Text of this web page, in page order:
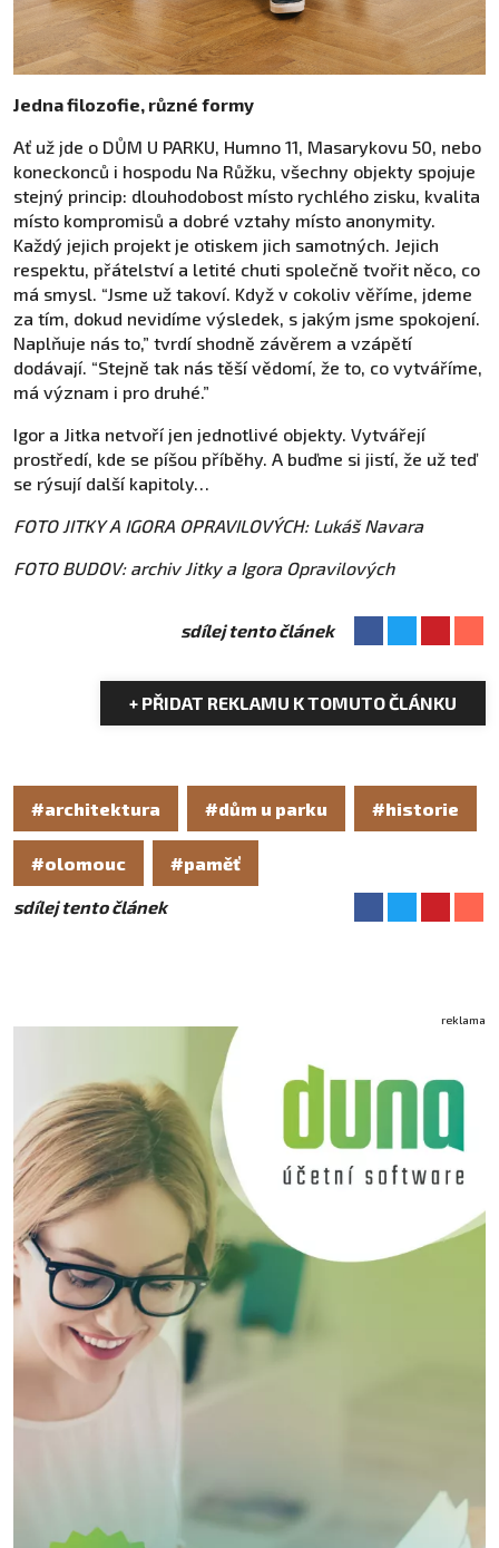
Jedna filozofie, různé formy
Ať už jde o DŮM U PARKU, Humno 11, Masarykovu 50, nebo
koneckonců i hospodu Na Růžku, všechny objekty spojuje
stejný princip: dlouhodobost místo rychlého zisku, kvalita
místo kompromisů a dobré vztahy místo anonymity.
Každý jejich projekt je otiskem jich samotných. Jejich
respektu, přátelství a letité chuti společně tvořit něco, co
má smysl. “Jsme už takoví. Když v cokoliv věříme, jdeme
za tím, dokud nevidíme výsledek, s jakým jsme spokojení.
Naplňuje nás to,” tvrdí shodně závěrem a vzápětí
dodávají. “Stejně tak nás těší vědomí, že to, co vytváříme,
má význam i pro druhé.”
Igor a Jitka netvoří jen jednotlivé objekty. Vytvářejí
prostředí, kde se píšou příběhy. A buďme si jistí, že už teď
se rýsují další kapitoly…
FOTO JITKY A IGORA OPRAVILOVÝCH: Lukáš Navara
FOTO BUDOV: archiv Jitky a Igora Opravilových
sdílej tento článek
+ PŘIDAT REKLAMU K TOMUTO ČLÁNKU
#architektura #dům u parku #historie
#olomouc #paměť
sdílej tento článek
reklama